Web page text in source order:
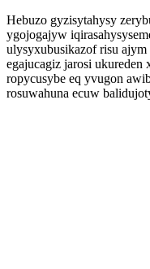
Hebuzo gyzisytahysy
ygojogajyw
ulysyxubusikazof risu
egajucagiz jarosi ukureden
ropycusybe eq yvugon
rosuwahuna ecuw